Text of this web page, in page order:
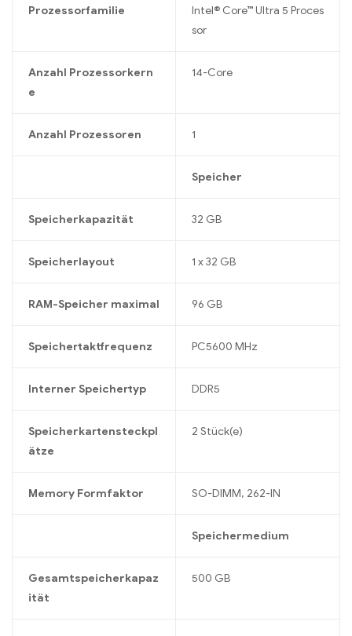
Prozessorfamilie
Intel® Core™ Ultra 5 Proces
sor
Anzahl Prozessorkern
e
14-Core
Anzahl Prozessoren 1
Speicher
Speicherkapazität 32 GB
Speicherlayout 1 x 32 GB
RAM-Speicher maximal 96 GB
Speichertaktfrequenz PC5600 MHz
Interner Speichertyp DDR5
Speicherkartensteckpl
ätze
2 Stück(e)
Memory Formfaktor SO-DIMM, 262-IN
Speichermedium
Gesamtspeicherkapaz
ität
500 GB